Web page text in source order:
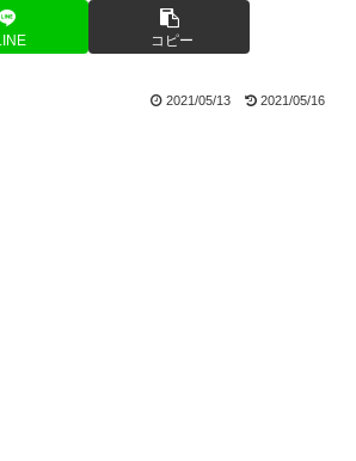
コピー
2021/05/13 2021/05/16